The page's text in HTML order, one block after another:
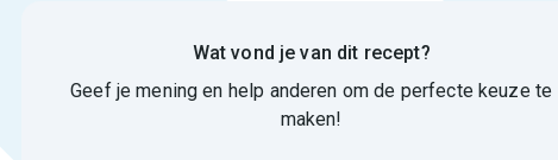
Wat vond je van dit recept?
Geef je mening en help anderen om de perfecte keuze te
maken!